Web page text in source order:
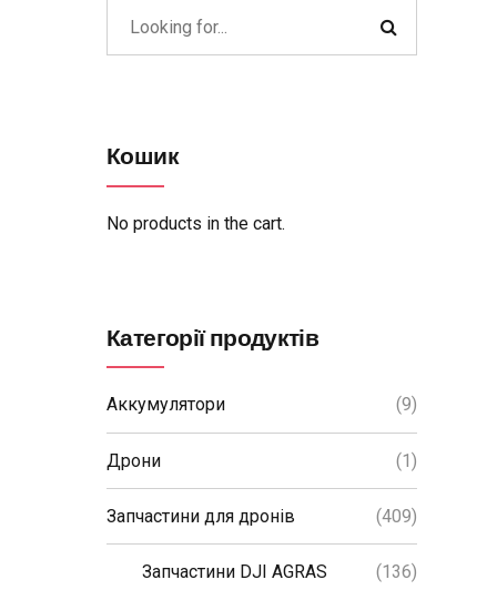
Кошик
No products in the cart.
Категорії продуктів
Аккумулятори (9)
Дрони (1)
Запчастини для дронів (409)
Запчастини DJI AGRAS (136)